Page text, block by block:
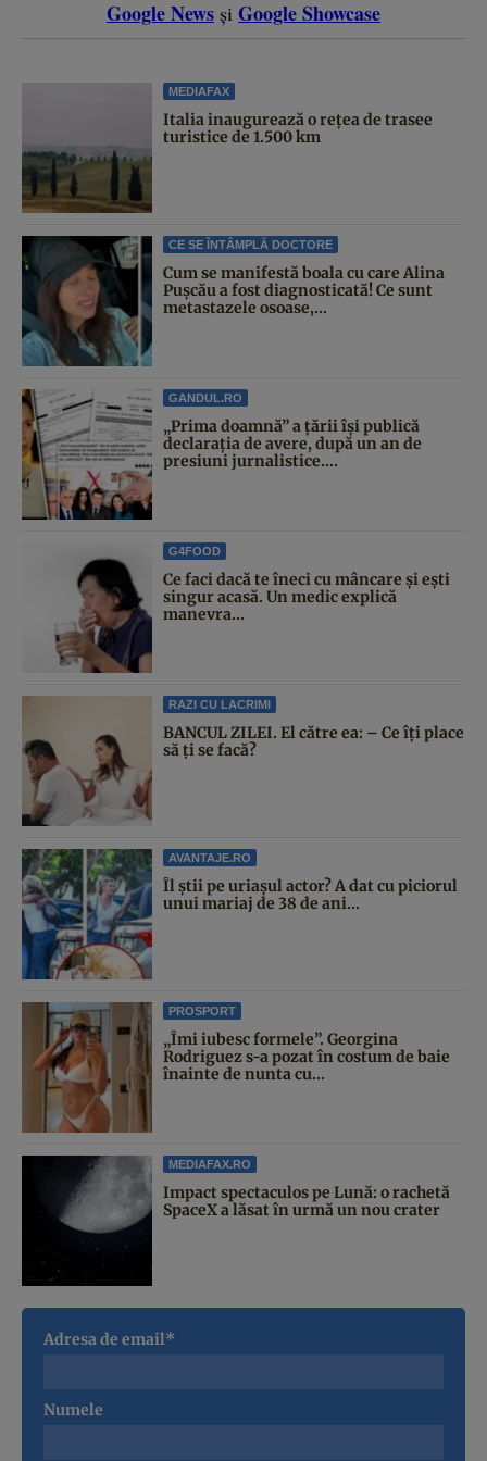
Google News și Google Showcase
MEDIAFAX
Italia inaugurează o rețea de trasee
turistice de 1.500 km
CE SE ÎNTÂMPLĂ DOCTORE
Cum se manifestă boala cu care Alina
Pușcău a fost diagnosticată! Ce sunt
metastazele osoase,...
GANDUL.RO
„Prima doamnă” a țării își publică
declarația de avere, după un an de
presiuni jurnalistice....
G4FOOD
Ce faci dacă te îneci cu mâncare și ești
singur acasă. Un medic explică
manevra...
RAZI CU LACRIMI
BANCUL ZILEI. El către ea: – Ce îți place
să ți se facă?
AVANTAJE.RO
Îl știi pe uriașul actor? A dat cu piciorul
unui mariaj de 38 de ani...
PROSPORT
„Îmi iubesc formele”. Georgina
Rodriguez s-a pozat în costum de baie
înainte de nunta cu...
MEDIAFAX.RO
Impact spectaculos pe Lună: o rachetă
SpaceX a lăsat în urmă un nou crater
Adresa de email*
Numele